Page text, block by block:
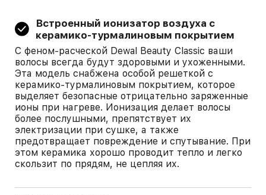
Встроенный ионизатор воздуха с
керамико-турмалиновым покрытием
С феном-расческой Dewal Beauty Classic ваши
волосы всегда будут здоровыми и ухоженными.
Эта модель снабжена особой решеткой с
керамико-турмалиновым покрытием, которое
выделяет безопасные отрицательно заряженные
ионы при нагреве. Ионизация делает волосы
более послушными, препятствует их
электризации при сушке, а также
предотвращает повреждение и спутывание. При
этом керамика хорошо проводит тепло и легко
скользит по прядям, не цепляя их.